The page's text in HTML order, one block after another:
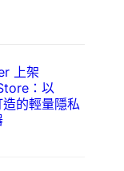
上架
：以
的輕量隱私